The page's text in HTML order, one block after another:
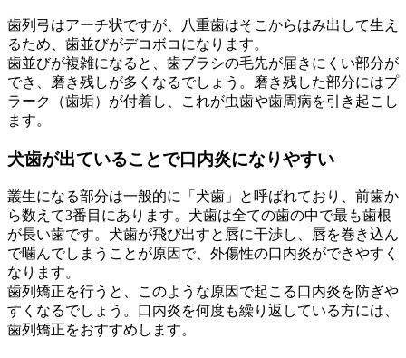
歯列弓はアーチ状ですが、八重歯はそこからはみ出して生え
るため、歯並びがデコボコになります。
歯並びが複雑になると、歯ブラシの毛先が届きにくい部分が
でき、磨き残しが多くなるでしょう。磨き残した部分にはプ
ラーク（歯垢）が付着し、これが虫歯や歯周病を引き起こし
ます。
犬歯が出ていることで口内炎になりやすい
叢生になる部分は一般的に「犬歯」と呼ばれており、前歯か
ら数えて3番目にあります。犬歯は全ての歯の中で最も歯根
が長い歯です。犬歯が飛び出すと唇に干渉し、唇を巻き込ん
で噛んでしまうことが原因で、外傷性の口内炎ができやすく
なります。
歯列矯正を行うと、このような原因で起こる口内炎を防ぎや
すくなるでしょう。口内炎を何度も繰り返している方には、
歯列矯正をおすすめします。